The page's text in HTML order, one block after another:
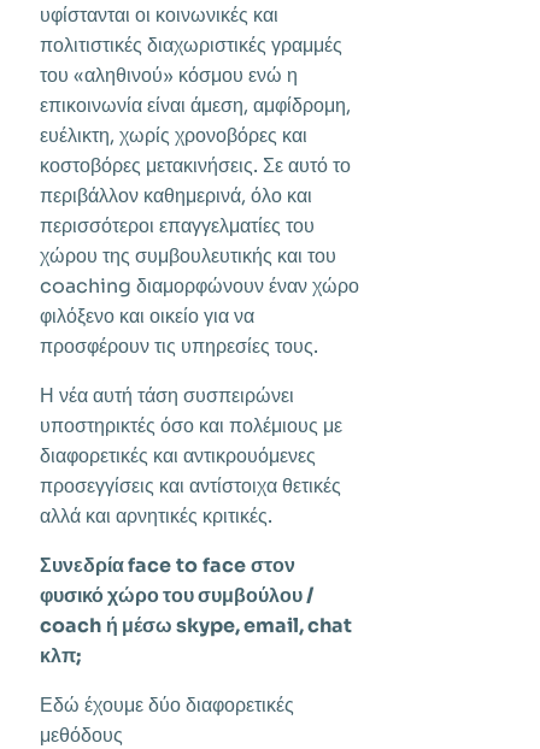
υφίστανται οι κοινωνικές και
πολιτιστικές διαχωριστικές γραμμές
του «αληθινού» κόσμου ενώ η
επικοινωνία είναι άμεση, αμφίδρομη,
ευέλικτη, χωρίς χρονοβόρες και
κοστοβόρες μετακινήσεις. Σε αυτό το
περιβάλλον καθημερινά, όλο και
περισσότεροι επαγγελματίες του
χώρου της συμβουλευτικής και του
coaching διαμορφώνουν έναν χώρο
φιλόξενο και οικείο για να
προσφέρουν τις υπηρεσίες τους.
Η νέα αυτή τάση συσπειρώνει
υποστηρικτές όσο και πολέμιους με
διαφορετικές και αντικρουόμενες
προσεγγίσεις και αντίστοιχα θετικές
αλλά και αρνητικές κριτικές.
Συνεδρίαface to face στον
φυσικό χώρο του συμβούλου /
coach ή μέσωskype,email,chat
κλπ;
Εδώ έχουμε δύο διαφορετικές
μεθόδους